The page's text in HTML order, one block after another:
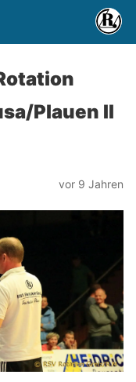
Plauen II
vor 9 Jahren